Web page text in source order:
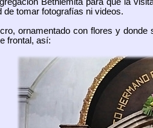
de tomar fotografías ni videos.
ornamentado con flores y
frontal, así: